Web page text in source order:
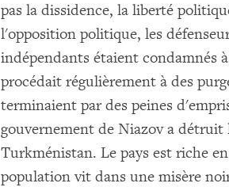
pas la dissidence, la liberté
l'opposition politique, les
indépendants étaient condamnés
procédait régulièrement à des
terminaient par des peines
gouvernement de Niazov a
Turkménistan. Le pays est riche
population vit dans une misère